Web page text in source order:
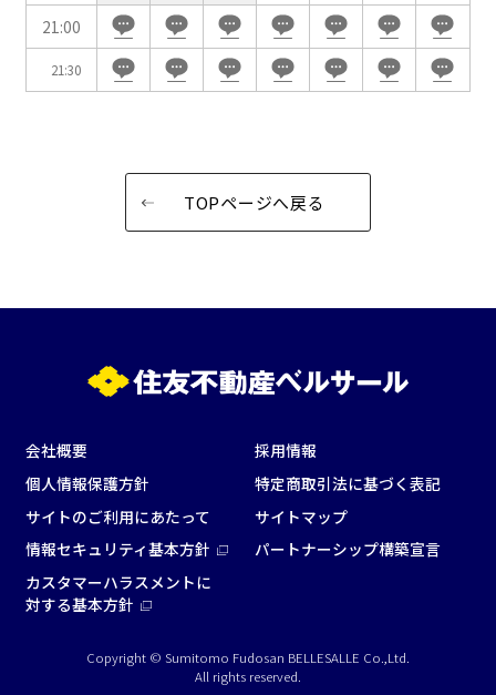
21:00
21:30
TOPページへ戻る
会社概要
採用情報
個人情報保護方針
特定商取引法に基づく表記
サイトのご利用にあたって
サイトマップ
情報セキュリティ基本方針
パートナーシップ構築宣言
カスタマーハラスメントに
対する基本方針
Copyright © Sumitomo Fudosan BELLESALLE Co.,Ltd.
All rights reserved.